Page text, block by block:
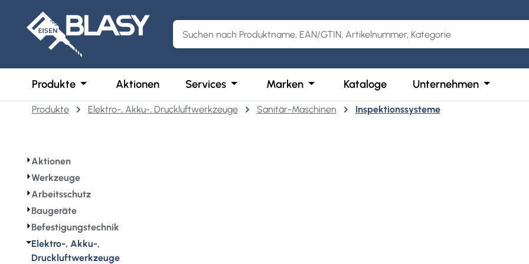
Hauptinhalt springen
Zur Suche springen
Zur Hauptnavigation springen
Produkte Öffne oder Schließe das Dropdown der Kategorie Produkte
Aktionen Services Öffne oder Schließe das Dropdown der Kategorie Services
Marken Öffne oder Schließe das Dropdown der
Kataloge Unternehmen Öffne
Produkte Elektro-, Akku-, Druckluftwerkzeuge Sanitär-Maschinen Inspektionssysteme
⏵Aktionen
⏵Werkzeuge
⏵Arbeitsschutz
⏵Baugeräte
⏵Befestigungstechnik
⏷Elektro-, Akku-,
Druckluftwerkzeuge